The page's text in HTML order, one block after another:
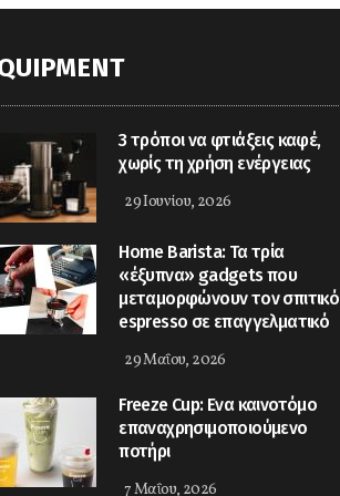
3 τρόποι να φτιάξεις καφέ,
χωρίς τη χρήση ενέργειας
29 Ιουνίου, 2026
Home Barista: Τα τρία
«έξυπνα» gadgets που
μεταμορφώνουν τον σπιτικό
espresso σε επαγγελματικό
29 Μαΐου, 2026
Freeze Cup: Eνα καινοτόμο
επαναχρησιμοποιούμενο
ποτήρι
7 Μαΐου, 2026